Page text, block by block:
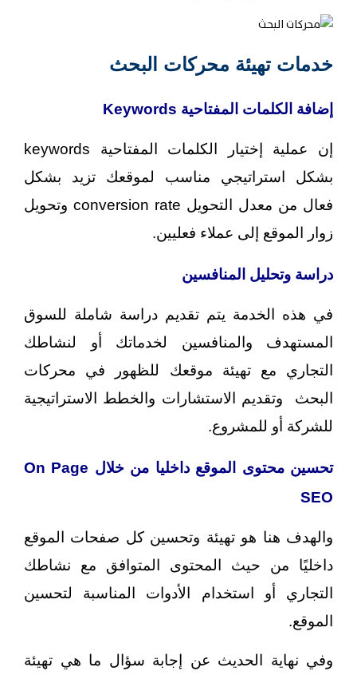
خدمات تهيئة محركات البحث
إضافة الكلمات المفتاحية Keywords
إن عملية إختيار الكلمات المفتاحية keywords
بشكل استراتيجي مناسب لموقعك تزيد بشكل
فعال من معدل التحويل conversion rate وتحويل
زوار الموقع إلى عملاء فعليين.
دراسة وتحليل المنافسين
في هذه الخدمة يتم تقديم دراسة شاملة للسوق
المستهدف والمنافسين لخدماتك أو لنشاطك
التجاري مع تهيئة موقعك للظهور في محركات
البحث وتقديم الاستشارات والخطط الاستراتيجية
للشركة أو للمشروع.
تحسين محتوى الموقع داخليا من خلال On Page
SEO
والهدف هنا هو تهيئة وتحسين كل صفحات الموقع
داخليًا من حيث المحتوى المتوافق مع نشاطك
التجاري أو استخدام الأدوات المناسبة لتحسين
الموقع.
وفي نهاية الحديث عن إجابة سؤال ما هي تهيئة